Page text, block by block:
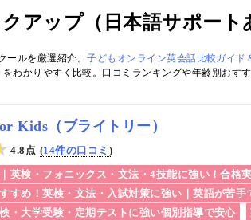
アップ（日本語サポート
ールを厳選紹介。子どもオンライン英会話比較ガイド
わかりやすく比較。口コミランキングや年齢別おす
Kids（ブライトリー）
4.8点
14件の口コミ
英検・フォニックス・文法・4技能に強い！合格
すめ！英検・文法・入試対策に強い｜英語が苦手
・大学受験・定期テストに強い個別指導で安心